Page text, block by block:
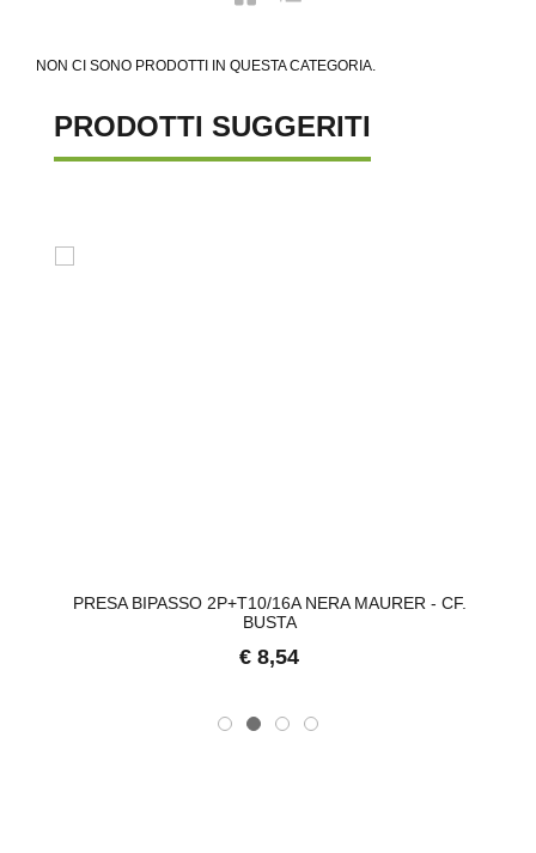
NON CI SONO PRODOTTI IN QUESTA CATEGORIA.
PRODOTTI SUGGERITI
PRESA BIPASSO 2P+T10/16A NERA MAURER - CF.
BUSTA
€ 8,54